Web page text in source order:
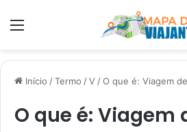
Menu
Início /Termo /V /O que é: Viagem
O que é: Viagem